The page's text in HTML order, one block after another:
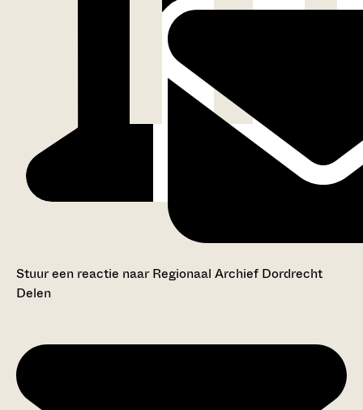
Stuur een reactie naar Regionaal Archief Dordrecht
Delen